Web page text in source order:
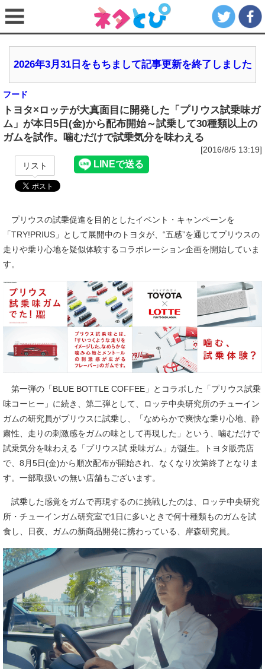
2026年3月31日をもちまして記事更新を終了しました
フード
トヨタ×ロッテが大真面目に開発した「プリウス試乗味ガ
ム」が本日5日(金)から配布開始～試乗して30種類以上の
ガムを試作。噛むだけで試乗気分を味わえる
[2016/8/5 13:19]
リスト
プリウスの試乗促進を目的としたイベント・キャンペーンを
「TRY!PRIUS」として展開中のトヨタが、“五感”を通じてプリウスの
走りや乗り心地を疑似体験するコラボレーション企画を開始していま
す。
第一弾の「BLUE BOTTLE COFFEE」とコラボした「プリウス試乗
味コーヒー」に続き、第二弾として、ロッテ中央研究所のチューイン
ガムの研究員がプリウスに試乗し、「なめらかで爽快な乗り心地、静
粛性、走りの刺激感をガムの味として再現した」という、噛むだけで
試乗気分を味わえる「プリウス試 乗味ガム」が誕生。トヨタ販売店
で、8月5日(金)から順次配布が開始され、なくなり次第終了となりま
す。一部取扱いの無い店舗もございます。
試乗した感覚をガムで再現するのに挑戦したのは、ロッテ中央研究
所・チューインガム研究室で1日に多いときで何十種類ものガムを試
食し、日夜、ガムの新商品開発に携わっている、岸森研究員。